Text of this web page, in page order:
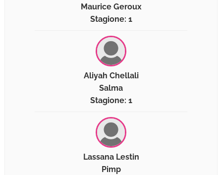
Maurice Geroux
Stagione: 1
Aliyah Chellali
Salma
Stagione: 1
Lassana Lestin
Pimp